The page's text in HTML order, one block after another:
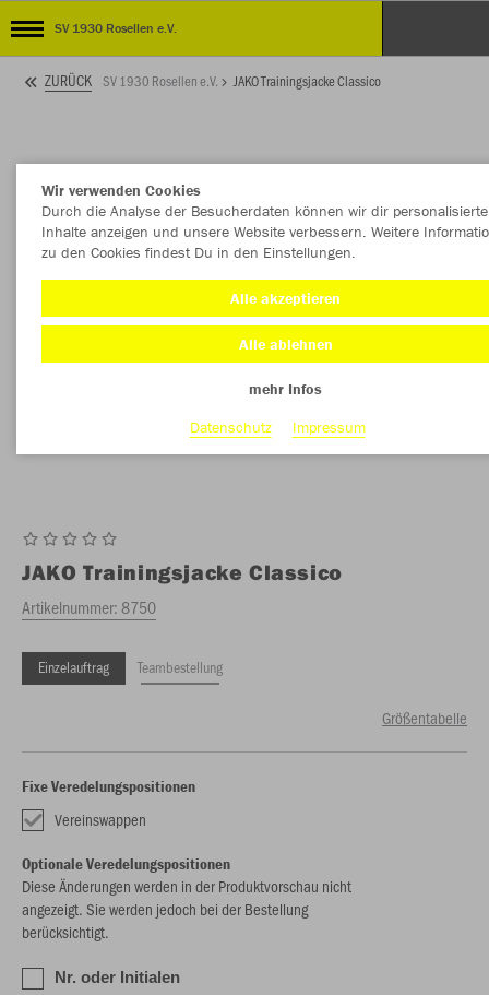
SV 1930 Rosellen e.V.
ZURÜCK SV 1930 Rosellen e.V. JAKO Trainingsjacke Classico
JAKO Trainingsjacke Classico
Artikelnummer:8750
Einzelauftrag Teambestellung
Größentabelle
Fixe Veredelungspositionen
Vereinswappen
Optionale Veredelungspositionen
Diese Änderungen werden in der Produktvorschau nicht
angezeigt. Sie werden jedoch bei der Bestellung
berücksichtigt.
Nr. oder Initialen
Wir verwenden Cookies
Durch die Analyse der Besucherdaten können wir dir personalisierte
Inhalte anzeigen und unsere Website verbessern. Weitere
zu den Cookies findest Du in den Einstellungen.
Alle akzeptieren
Alle ablehnen
mehr Infos
Datenschutz
Impressum